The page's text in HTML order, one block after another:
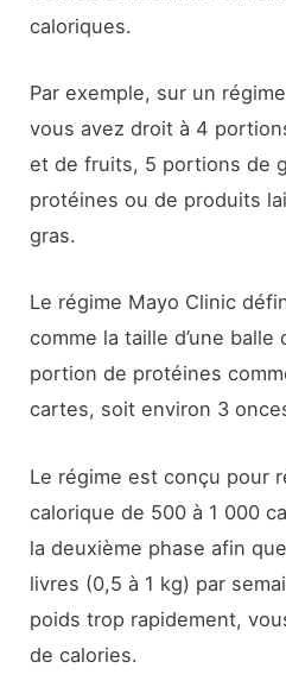
caloriques.
Par exemple, sur un
vous avez droit à 4
et de fruits, 5 portions de
protéines ou de produits
gras.
Le régime Mayo Clinic
comme la taille d’une
portion de protéines
cartes, soit environ 3
Le régime est conçu pour
calorique de 500 à 1 000
la deuxième phase afin
livres (0,5 à 1 kg) par
poids trop rapidement,
de calories.